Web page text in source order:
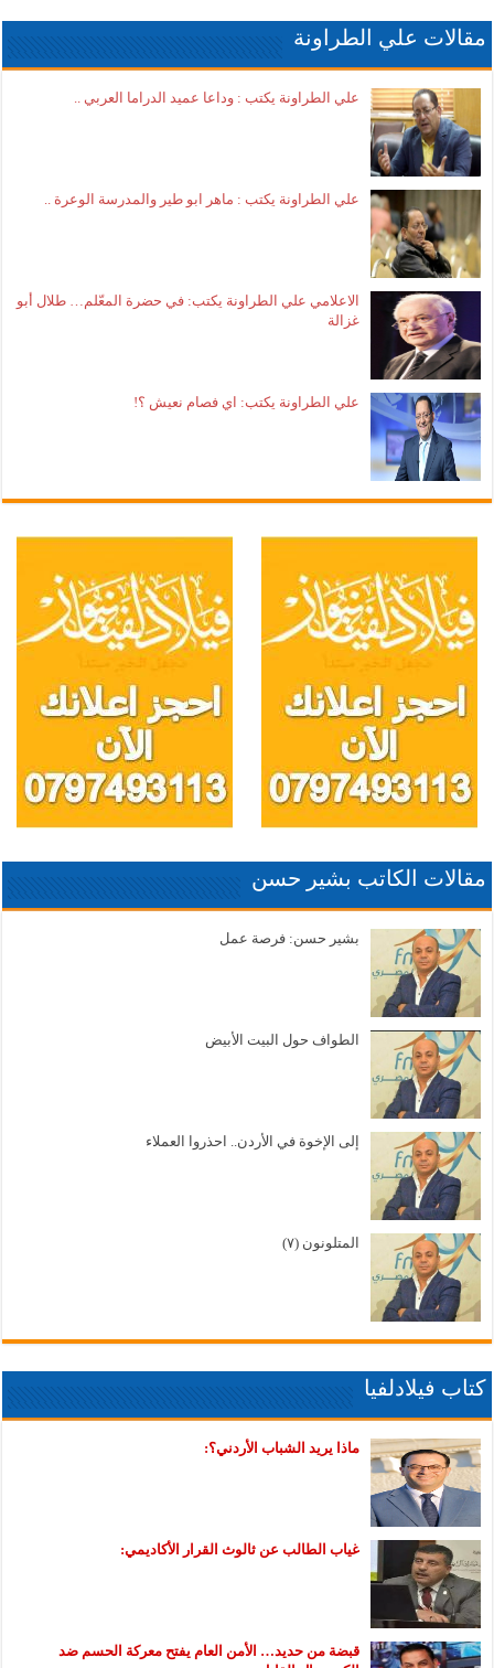
مقالات علي الطراونة
علي الطراونة يكتب : وداعا عميد الدراما العربي ..
علي الطراونة يكتب : ماهر ابو طير والمدرسة الوعرة ..
الاعلامي علي الطراونة يكتب: في حضرة المعّلم… طلال أبو
غزالة
علي الطراونة يكتب: اي فصام نعيش ؟!
مقالات الكاتب بشير حسن
بشير حسن: فرصة عمل
الطواف حول البيت الأبيض
إلى الإخوة في الأردن.. احذروا العملاء
المتلونون (٧)
كتاب فيلادلفيا
ماذا يريد الشباب الأردني؟:
غياب الطالب عن ثالوث القرار الأكاديمي:
قبضة من حديد… الأمن العام يفتح معركة الحسم ضد